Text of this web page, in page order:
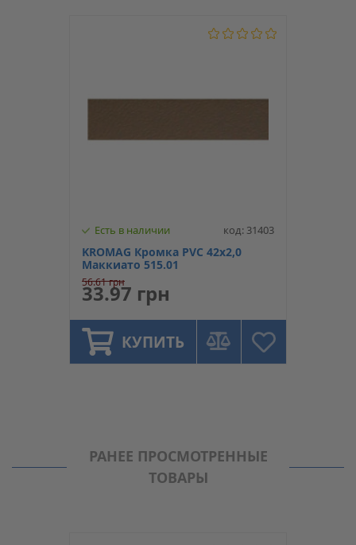
Есть в наличии код: 31403
KROMAG Кромка PVC 42х2,0
Маккиато 515.01
56.61 грн
33.97 грн
КУПИТЬ
РАНЕЕ ПРОСМОТРЕННЫЕ
ТОВАРЫ